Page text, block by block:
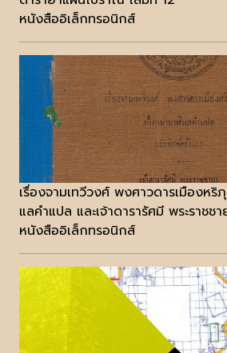
หนังสืออิเล็กทรอนิกส์
เรื่องจามเทวีวงศ์ พงศาวดารเมืองห
แลคำแปล และเจ้าดารารัศมี พระราชชา
หนังสืออิเล็กทรอนิกส์